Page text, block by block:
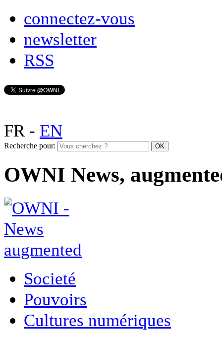
connectez-vous
newsletter
RSS
FR- EN
Recherche pour:
OWNI News,
Societé
Pouvoirs
Cultures numériques